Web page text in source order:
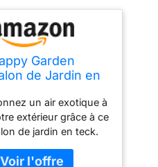
Garden
de Jardin en
Ovale
- 8
un air exotique à
extérieur grâce à ce
de jardin en teck.
à 240 × l 100 × H